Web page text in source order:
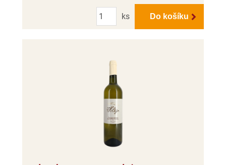
Počet
ks
Do košíku